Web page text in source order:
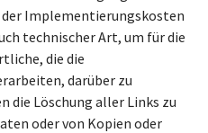
Implementierungskosten
technischer Art, um für die
die die
darüber zu
die Löschung aller Links zu
oder von Kopien oder